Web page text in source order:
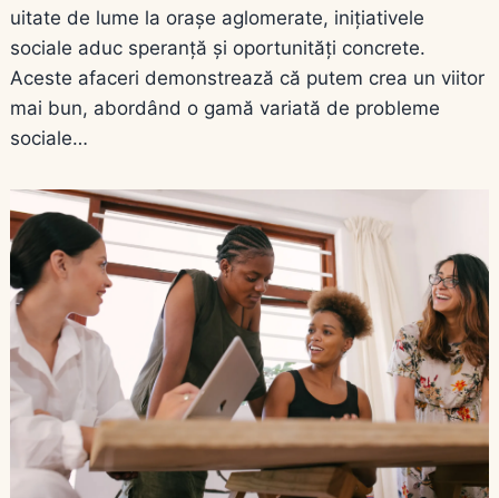
uitate de lume la orașe aglomerate, inițiativele
sociale aduc speranță și oportunități concrete.
Aceste afaceri demonstrează că putem crea un viitor
mai bun, abordând o gamă variată de probleme
sociale…